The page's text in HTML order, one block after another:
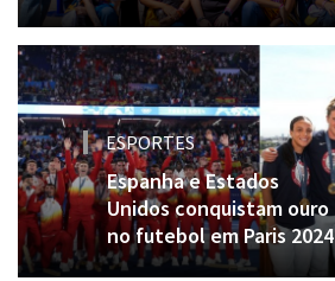
ESPORTES
Espanha e Estados
Unidos conquistam ouro
no futebol em Paris 2024